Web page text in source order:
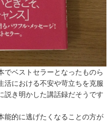
でベストセラーとなったものら
活における不安や苛立ちを克服
説き明かした講話録だそうです
能的に逃げたくなることの方が